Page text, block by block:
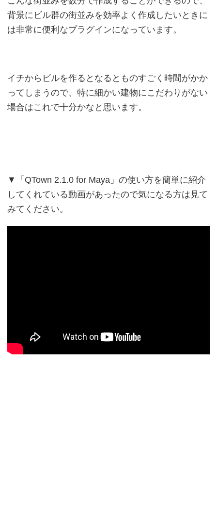
背景にビル群の街並みを効率よく作成したいときに
は非常に便利なプラグインになっています。
イチからビルを作るとなるとものすごく時間がかか
ってしまうので、特に細かい建物にこだわりがない
場合はこれで十分かなと思います。
▼「QTown 2.1.0 for Maya」の使い方を簡単に紹介
してくれている動画があったので気になる方は見て
みてください。